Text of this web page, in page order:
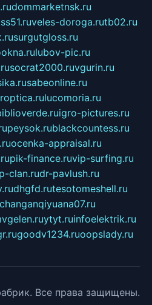
dommarketnsk.ru
veles-doroga.rutb02.ru
surgutgloss.ru
lubov-pic.ru
socrat2000.ruvgurin.ru
sabeonline.ru
lucomoria.ru
igro-pictures.ru
peysok.rublackcountess.ru
ocenka-appraisal.ru
pik-finance.ruvip-surfing.ru
clan.rudr-pavlush.ru
dhgfd.rutesotomeshell.ru
changanqiyuana07.ru
ytyt.ruinfoelektrik.ru
goodv1234.ruoopslady.ru
Все права защищены.